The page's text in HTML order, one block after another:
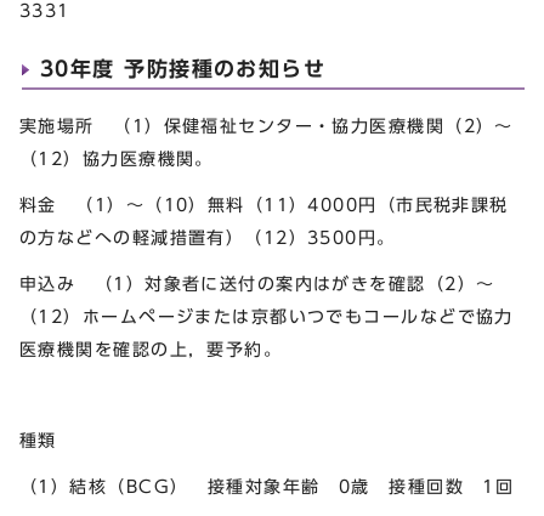
3331
30年度 予防接種のお知らせ
実施場所 （1）保健福祉センター・協力医療機関（2）～
（12）協力医療機関。
料金 （1）～（10）無料（11）4000円（市民税非課税
の方などへの軽減措置有）（12）3500円。
申込み （1）対象者に送付の案内はがきを確認（2）～
（12）ホームページまたは京都いつでもコールなどで協力
医療機関を確認の上，要予約。
種類
（1）結核（BCG） 接種対象年齢 0歳 接種回数 1回